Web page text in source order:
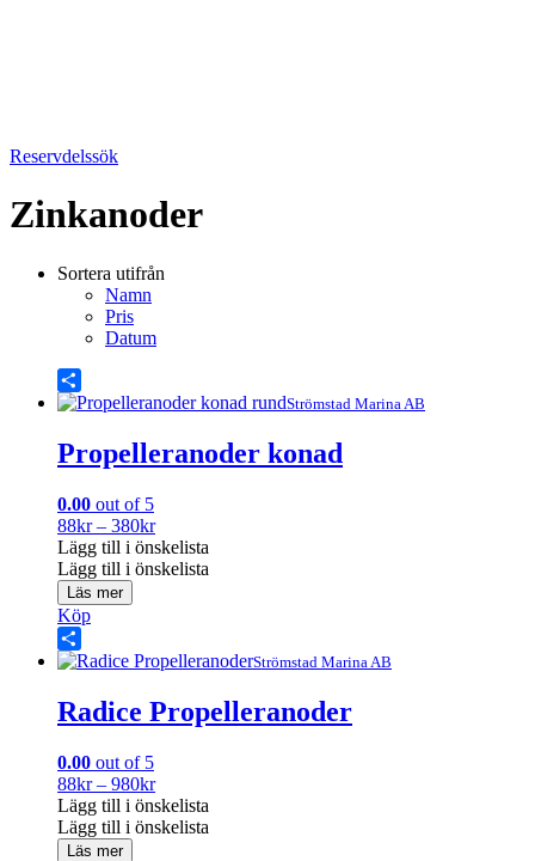
Reservdelssök
Zinkanoder
Sortera utifrån
Namn
Pris
Datum
Share Strömstad Marina AB
Propelleranoder konad
0.00 out of 5
88kr – 380krPrisintervall:
88kr
till
Lägg till i önskelista
Lägg till i önskelista
Läs mer
Köp
Share Strömstad Marina AB
Radice Propelleranoder
0.00 out of 5
88kr – 980krPrisintervall:
88kr
till
Lägg till i önskelista
Lägg till i önskelista
Läs mer